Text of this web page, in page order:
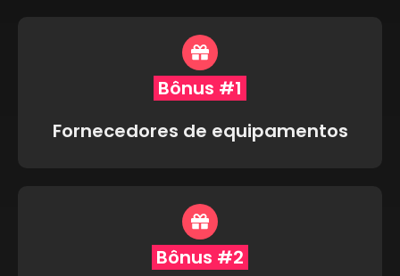
Bônus #1
Fornecedores de equipamentos
Bônus #2